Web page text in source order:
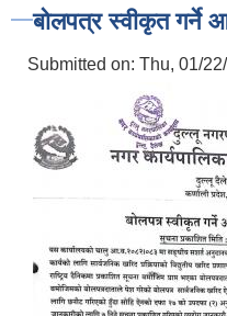
बोलपत्र स्वीकृत गर्ने
Submitted on: Thu, 01/